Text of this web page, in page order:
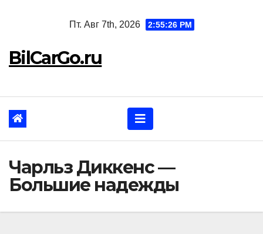
Пт. Авг 7th, 2026 2:55:27 PM
BilCarGo.ru
Чарльз Диккенс —
Большие надежды